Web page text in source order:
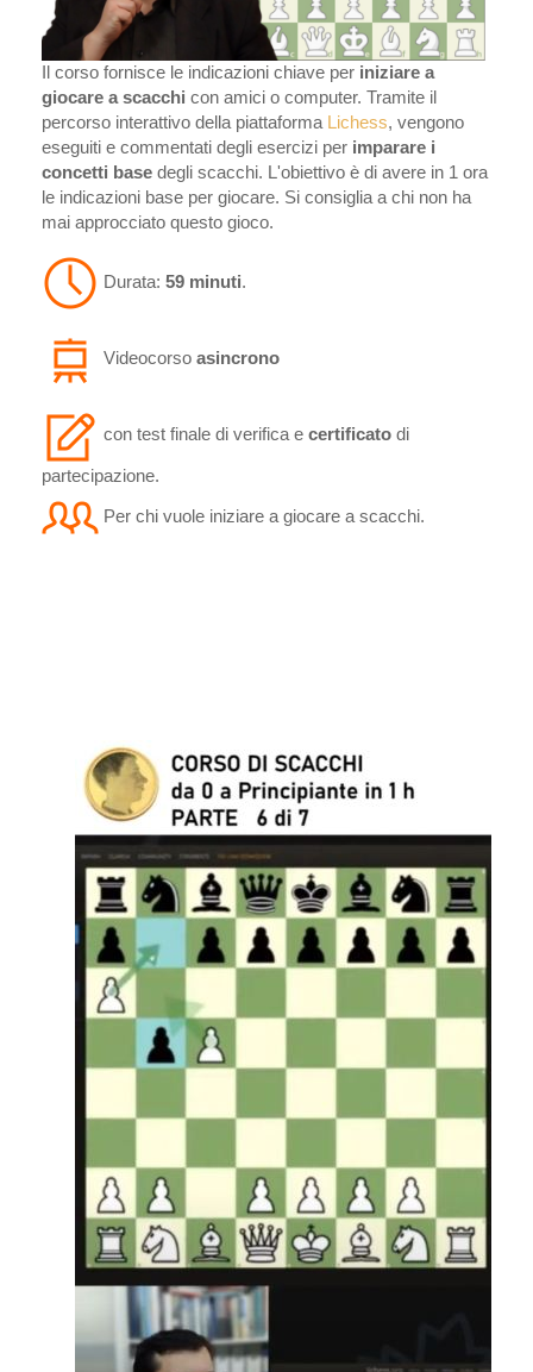
Il corso fornisce le indicazioni chiave per iniziare a
giocare a scacchi con amici o computer. Tramite il
percorso interattivo della piattaforma Lichess, vengono
eseguiti e commentati degli esercizi per imparare i
concetti base degli scacchi. L'obiettivo è di avere in 1 ora
le indicazioni base per giocare. Si consiglia a chi non ha
mai approcciato questo gioco.
Durata: 59 minuti.
Videocorso asincrono
con test finale di verifica e certificato di
partecipazione.
Per chi vuole iniziare a giocare a scacchi.